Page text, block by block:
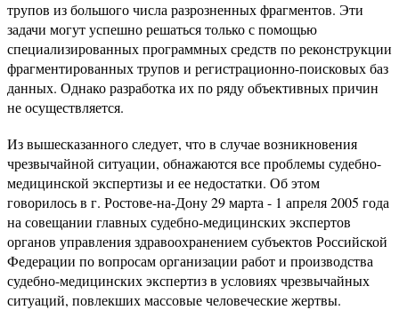
трупов из большого числа разрозненных фрагментов. Эти
задачи могут успешно решаться только с помощью
специализированных программных средств по реконструкции
фрагментированных трупов и регистрационно-поисковых баз
данных. Однако разработка их по ряду объективных причин
не осуществляется.
Из вышесказанного следует, что в случае возникновения
чрезвычайной ситуации, обнажаются все проблемы судебно-
медицинской экспертизы и ее недостатки. Об этом
говорилось в г. Ростове-на-Дону 29 марта - 1 апреля 2005 года
на совещании главных судебно-медицинских экспертов
органов управления здравоохранением субъектов Российской
Федерации по вопросам организации работ и производства
судебно-медицинских экспертиз в условиях чрезвычайных
ситуаций, повлекших массовые человеческие жертвы.